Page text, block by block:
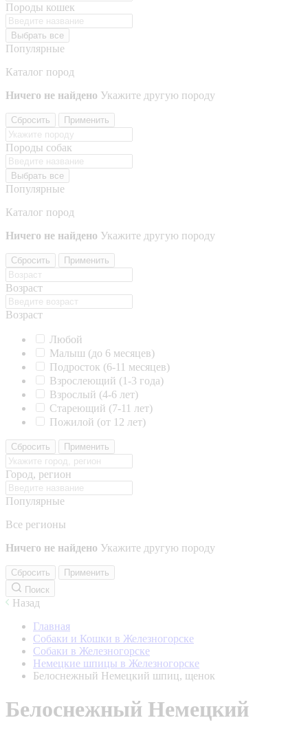
Породы кошек
Выбрать все
Популярные
Каталог пород
Ничего не найдено Укажите другую породу
Сбросить Применить
Породы собак
Выбрать все
Популярные
Каталог пород
Ничего не найдено Укажите другую породу
Сбросить Применить
Возраст
Возраст
Любой
Малыш (до 6 месяцев)
Подросток (6-11 месяцев)
Взрослеющий (1-3 года)
Взрослый (4-6 лет)
Стареющий (7-11 лет)
Пожилой (от 12 лет)
Сбросить Применить
Город, регион
Популярные
Все регионы
Ничего не найдено Укажите другую породу
Сбросить
Применить
Поиск
Назад
Главная
Собаки и Кошки в Железногорске
Собаки в Железногорске
Немецкие шпицы в Железногорске
Белоснежный Немецкий шпиц, щенок
Белоснежный Немецкий